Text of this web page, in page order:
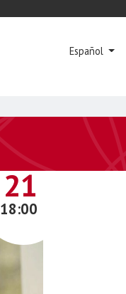
Español
MARZO
21
18:00